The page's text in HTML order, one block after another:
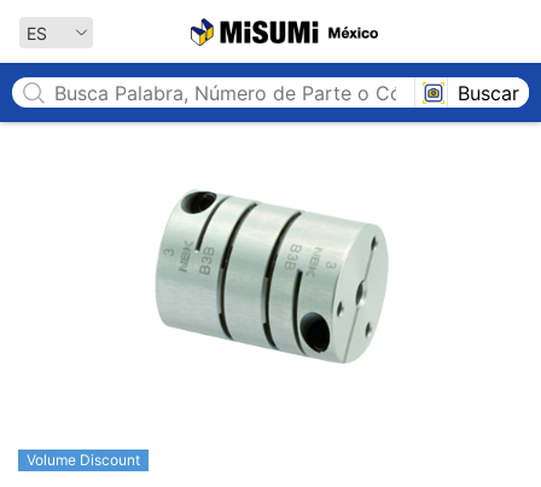
ES
Buscar
Volume Discount